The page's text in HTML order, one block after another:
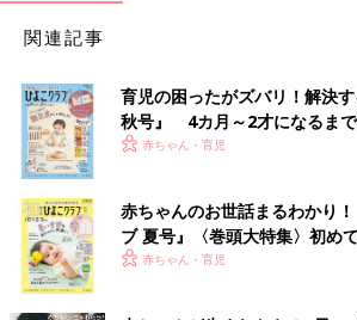
関連記事
育児の困ったがズバリ！解決
秋号』 4カ月～2才になるま
いっぱい！
赤ちゃん・育児
赤ちゃんのお世話まるわかり
ブ 夏号』〈巻頭大特集〉初め
く！ おっぱい・ミルクの基本
赤ちゃん・育児